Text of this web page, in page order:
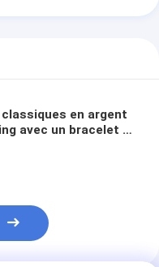
classiques en argent
avec un bracelet en